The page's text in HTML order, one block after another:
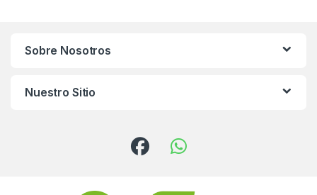
Sobre Nosotros
Nuestro Sitio